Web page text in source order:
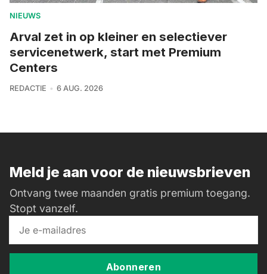
NIEUWS
Arval zet in op kleiner en selectiever
servicenetwerk, start met Premium
Centers
REDACTIE 6 AUG. 2026
Meld je aan voor de nieuwsbrieven
Ontvang twee maanden gratis premium toegang.
Stopt vanzelf.
Abonneren